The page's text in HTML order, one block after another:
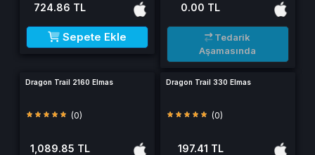
724.86 TL
Sepete Ekle
0.00 TL
Tedarik
Aşamasında
Dragon Trail 2160 Elmas
(0)
1,089.85 TL
Dragon Trail 330 Elmas
(0)
197.41 TL